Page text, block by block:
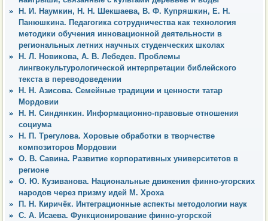
Н. И. Наумкин, Н. Н. Шекшаева, В. Ф. Купряшкин, Е. Н.
Панюшкина. Педагогика сотрудничества как технология
методики обучения инновационной деятельности в
региональных летних научных студенческих школах
Н. Л. Новикова, А. В. Лебедев. Проблемы
лингвокультурологической интерпретации библейского
текста в переводоведении
Н. Н. Азисова. Семейные традиции и ценности татар
Мордовии
Н. Н. Синдянкин. Информационно-правовые отношения
социума
Н. П. Трегулова. Хоровые обработки в творчестве
композиторов Мордовии
О. В. Савина. Развитие корпоративных университетов в
регионе
О. Ю. Кузиванова. Национальные движения финно-угорских
народов через призму идей М. Хроха
П. Н. Киричёк. Интеграционные аспекты методологии наук
С. А. Исаева. Функционирование финно-угорской